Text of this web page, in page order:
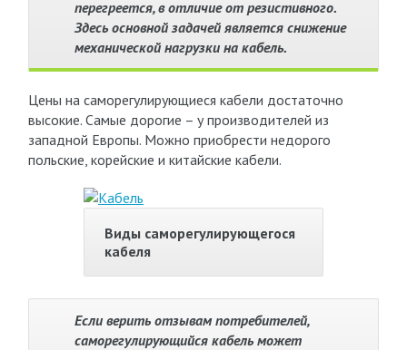
перегреется, в отличие от резистивного.
Здесь основной задачей является снижение
механической нагрузки на кабель.
Цены на саморегулирующиеся кабели достаточно
высокие. Самые дорогие – у производителей из
западной Европы. Можно приобрести недорого
польские, корейские и китайские кабели.
Виды саморегулирующегося
кабеля
Если верить отзывам потребителей,
саморегулирующийся кабель может